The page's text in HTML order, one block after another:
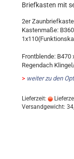
Briefkasten mit
2er
Kastenmaße:
Frontblende: B470
Regendach
> weiter zu den
Lieferzeit:
Versandgewicht: